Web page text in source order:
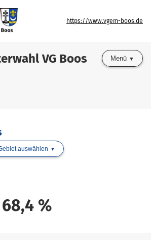
https://www.vgem-boos.de
VG Boos
Menü
auswählen
68,4 %